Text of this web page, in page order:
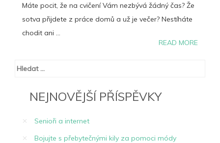
Máte pocit, že na cvičení Vám nezbývá žádný čas? Že
sotva přijdete z práce domů a už je večer? Nestíháte
chodit ani ...
READ MORE
Vyhledávání
NEJNOVĚJŠÍ PŘÍSPĚVKY
Senioři a internet
Bojujte s přebytečnými kily za pomoci módy